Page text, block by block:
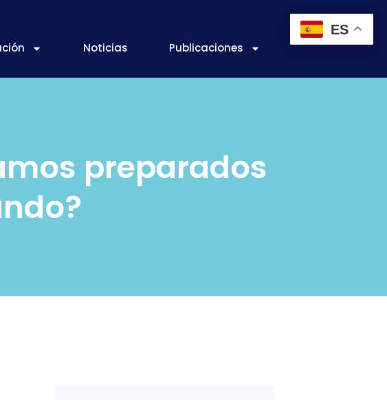
Noticias Publicaciones
preparados
ES